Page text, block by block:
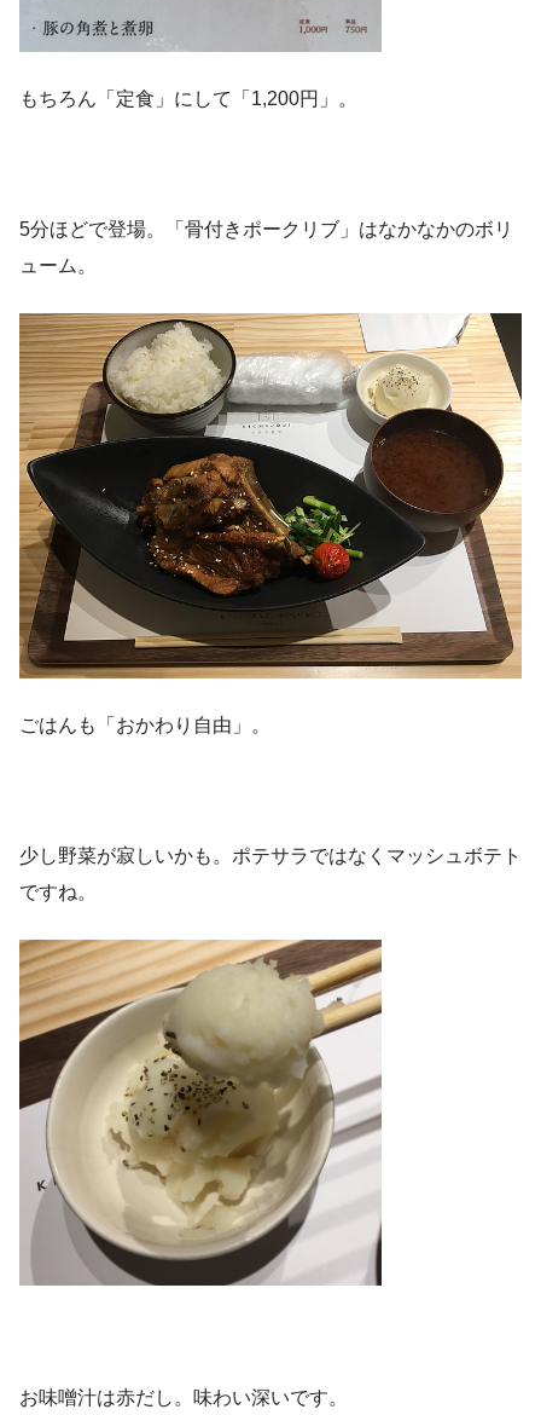
もちろん「定食」にして「1,200円」。
5分ほどで登場。「骨付きポークリブ」はなかなかのボリ
ューム。
ごはんも「おかわり自由」。
少し野菜が寂しいかも。ポテサラではなくマッシュボテト
ですね。
お味噌汁は赤だし。味わい深いです。